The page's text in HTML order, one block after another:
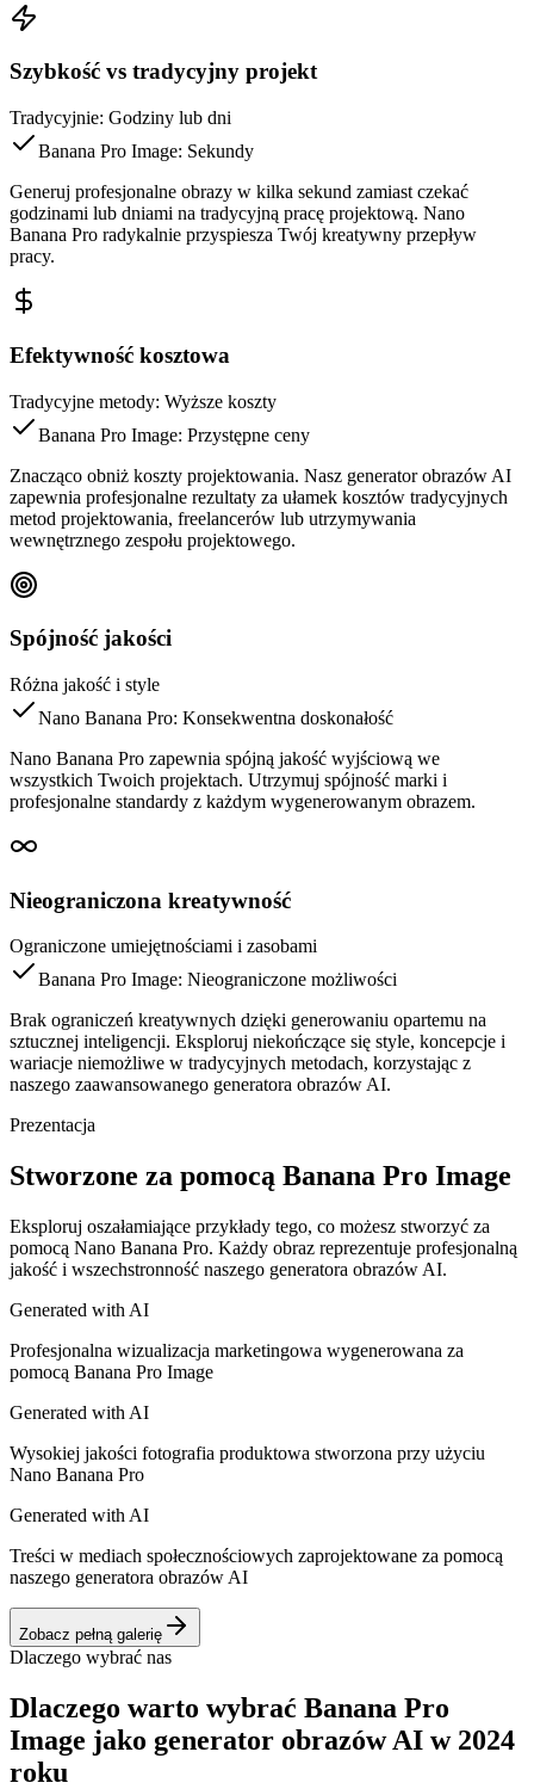
Szybkość vs tradycyjny projekt
Tradycyjnie: Godziny lub dni
Banana Pro Image: Sekundy
Generuj profesjonalne obrazy w kilka sekund zamiast czekać
godzinami lub dniami na tradycyjną pracę projektową. Nano
Banana Pro radykalnie przyspiesza Twój kreatywny przepływ
pracy.
Efektywność kosztowa
Tradycyjne metody: Wyższe koszty
Banana Pro Image: Przystępne ceny
Znacząco obniż koszty projektowania. Nasz generator obrazów AI
zapewnia profesjonalne rezultaty za ułamek kosztów tradycyjnych
metod projektowania, freelancerów lub utrzymywania
wewnętrznego zespołu projektowego.
Spójność jakości
Różna jakość i style
Nano Banana Pro: Konsekwentna doskonałość
Nano Banana Pro zapewnia spójną jakość wyjściową we
wszystkich Twoich projektach. Utrzymuj spójność marki i
profesjonalne standardy z każdym wygenerowanym obrazem.
Nieograniczona kreatywność
Ograniczone umiejętnościami i zasobami
Banana Pro Image: Nieograniczone możliwości
Brak ograniczeń kreatywnych dzięki generowaniu opartemu na
sztucznej inteligencji. Eksploruj niekończące się style, koncepcje i
wariacje niemożliwe w tradycyjnych metodach, korzystając z
naszego zaawansowanego generatora obrazów AI.
Prezentacja
Stworzone za pomocą Banana Pro Image
Eksploruj oszałamiające przykłady tego, co możesz stworzyć za
pomocą Nano Banana Pro. Każdy obraz reprezentuje profesjonalną
jakość i wszechstronność naszego generatora obrazów AI.
Generated with AI
Profesjonalna wizualizacja marketingowa wygenerowana za
pomocą Banana Pro Image
Generated with AI
Wysokiej jakości fotografia produktowa stworzona przy użyciu
Nano Banana Pro
Generated with AI
Treści w mediach społecznościowych zaprojektowane za pomocą
naszego generatora obrazów AI
Zobacz pełną galerię
Dlaczego wybrać nas
Dlaczego warto wybrać Banana Pro
Image jako generator obrazów AI w 2024
roku